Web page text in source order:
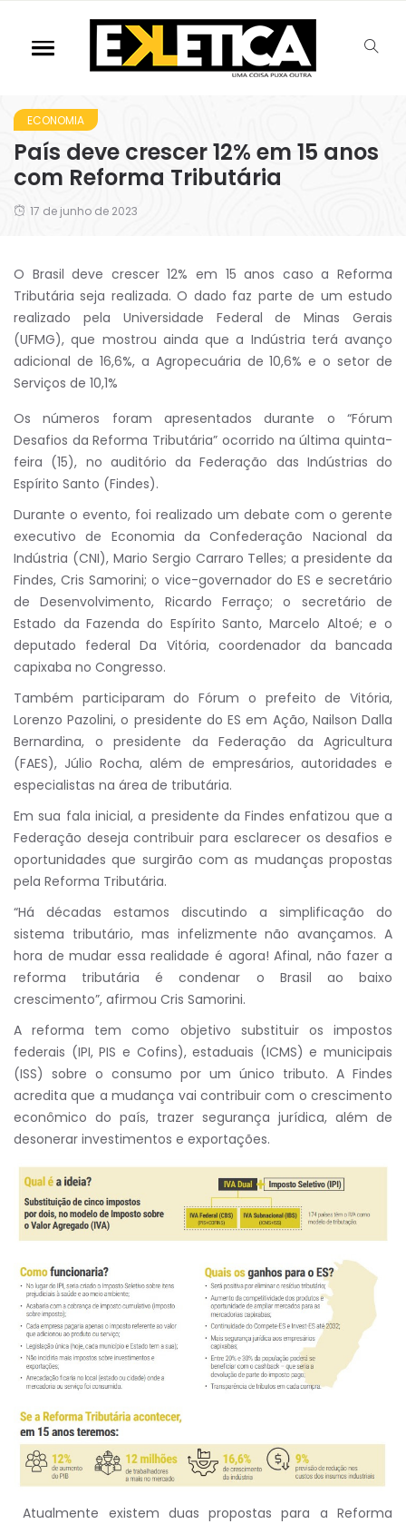
ECONOMIA
País deve crescer 12% em 15 anos
com Reforma Tributária
17 de junho de 2023
O Brasil deve crescer 12% em 15 anos caso a Reforma
Tributária seja realizada. O dado faz parte de um estudo
realizado pela Universidade Federal de Minas Gerais
(UFMG), que mostrou ainda que a Indústria terá avanço
adicional de 16,6%, a Agropecuária de 10,6% e o setor de
Serviços de 10,1%
Os números foram apresentados durante o “Fórum
Desafios da Reforma Tributária” ocorrido na última quinta-
feira (15), no auditório da Federação das Indústrias do
Espírito Santo (Findes).
Durante o evento, foi realizado um debate com o gerente
executivo de Economia da Confederação Nacional da
Indústria (CNI), Mario Sergio Carraro Telles; a presidente da
Findes, Cris Samorini; o vice-governador do ES e secretário
de Desenvolvimento, Ricardo Ferraço; o secretário de
Estado da Fazenda do Espírito Santo, Marcelo Altoé; e o
deputado federal Da Vitória, coordenador da bancada
capixaba no Congresso.
Também participaram do Fórum o prefeito de Vitória,
Lorenzo Pazolini, o presidente do ES em Ação, Nailson Dalla
Bernardina, o presidente da Federação da Agricultura
(FAES), Júlio Rocha, além de empresários, autoridades e
especialistas na área de tributária.
Em sua fala inicial, a presidente da Findes enfatizou que a
Federação deseja contribuir para esclarecer os desafios e
oportunidades que surgirão com as mudanças propostas
pela Reforma Tributária.
“Há décadas estamos discutindo a simplificação do
sistema tributário, mas infelizmente não avançamos. A
hora de mudar essa realidade é agora! Afinal, não fazer a
reforma tributária é condenar o Brasil ao baixo
crescimento”, afirmou Cris Samorini.
A reforma tem como objetivo substituir os impostos
federais (IPI, PIS e Cofins), estaduais (ICMS) e municipais
(ISS) sobre o consumo por um único tributo. A Findes
acredita que a mudança vai contribuir com o crescimento
econômico do país, trazer segurança jurídica, além de
desonerar investimentos e exportações.
Atualmente existem duas propostas para a Reforma